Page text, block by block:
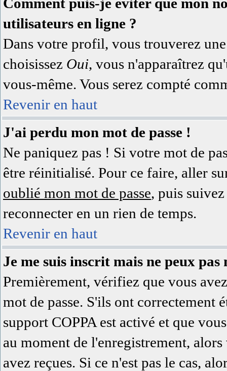
utilisateurs en ligne ?
Dans votre profil, vous trouverez
choisissez Oui, vous n'apparaîtrez
vous-même. Vous serez compté
Revenir en haut
J'ai perdu mon mot de passe !
Ne paniquez pas ! Si votre mot de
être réinitialisé. Pour ce faire, aller
oublié mon mot de passe, puis
reconnecter en un rien de temps.
Revenir en haut
Je me suis inscrit mais ne peux pas
Premièrement, vérifiez que vous
mot de passe. S'ils ont correctement
support COPPA est activé et que
au moment de l'enregistrement,
avez reçues. Si ce n'est pas le cas,